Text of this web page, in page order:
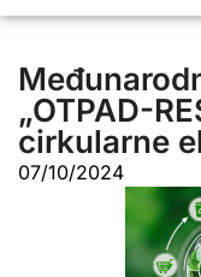
„OTPAD-
cirkularne
07/10/2024